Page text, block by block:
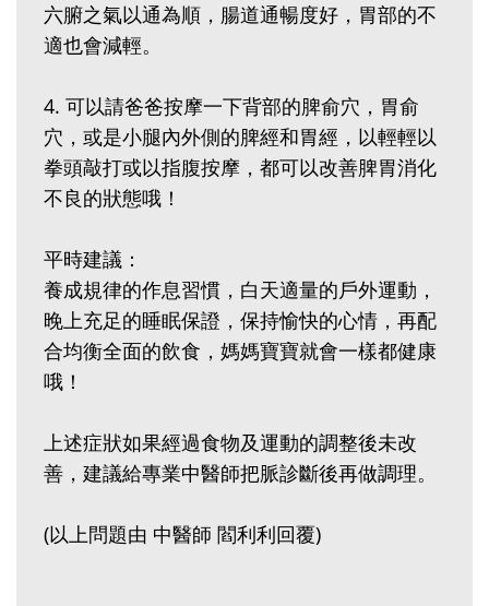
六腑之氣以通為順，腸道通暢度好，胃部的不
適也會減輕。‭ ‬
4‭.‬ 可以請爸爸按摩一下背部的脾俞穴，胃俞
穴，或是小腿內外側的脾經和胃經，以輕輕以
拳頭敲打或以指腹按摩，都可以改善脾胃消化
不良的狀態哦！‭ ‬‭
平時建議：
養成規律的作息習慣，白天適量的戶外運動，
晚上充足的睡眠保證，保持愉快的心情，再配
合均衡全面的飲食，媽媽寶寶就會一樣都健康
哦！‭ ‬
上述症狀如果經過食物及運動的調整後未改
善，建議給專業中醫師把脈診斷後再做調理。‭ ‬
(以上問題由 中醫師 閻利利回覆)